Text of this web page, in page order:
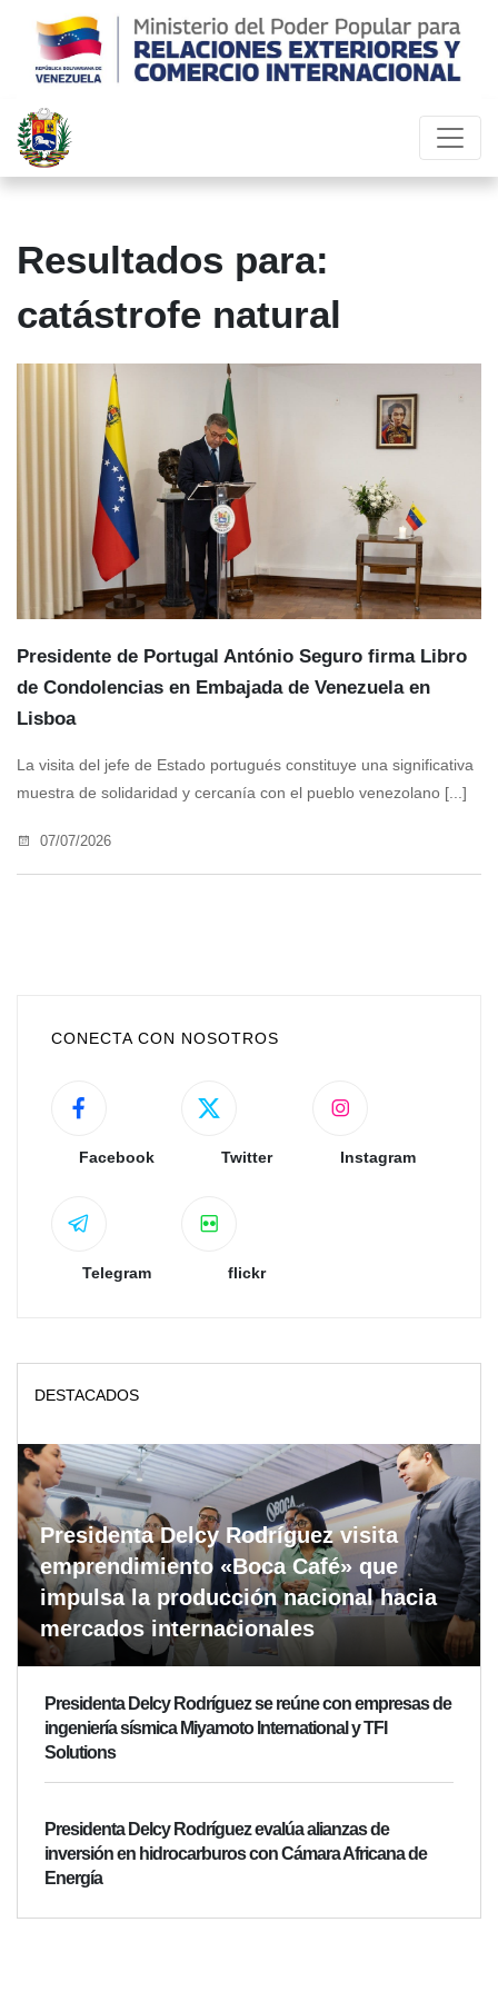
Resultados para:
catástrofe natural
Presidente de Portugal António Seguro firma Libro
de Condolencias en Embajada de Venezuela en
Lisboa
La visita del jefe de Estado portugués constituye una significativa
muestra de solidaridad y cercanía con el pueblo venezolano [...]
07/07/2026
CONECTA CON NOSOTROS
Facebook Twitter Instagram
Telegram flickr
DESTACADOS
Presidenta Delcy Rodríguez visita
emprendimiento «Boca Café» que
impulsa la producción nacional hacia
mercados internacionales
Presidenta Delcy Rodríguez se reúne con empresas de
ingeniería sísmica Miyamoto International y TFI
Solutions
Presidenta Delcy Rodríguez evalúa alianzas de
inversión en hidrocarburos con Cámara Africana de
Energía